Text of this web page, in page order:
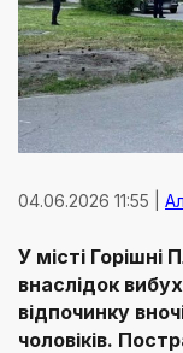
04.06.2026 11:55 |
У місті Горішні
внаслідок
відпочинку
чоловіків.